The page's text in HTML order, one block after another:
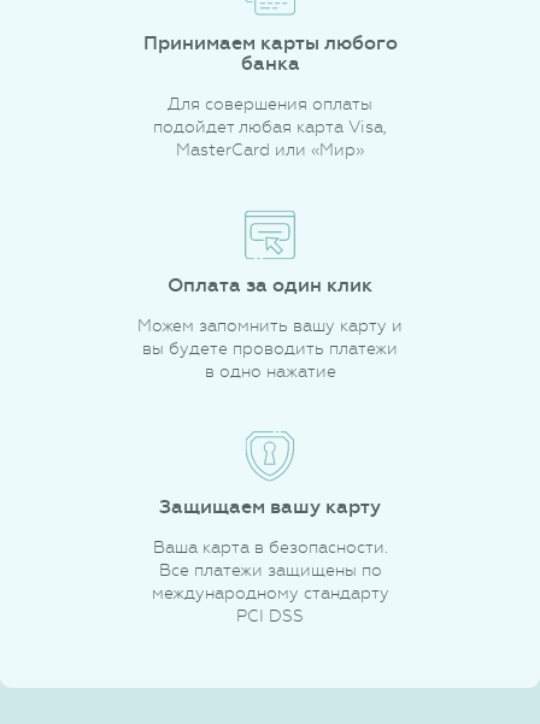
Принимаем карты любого
банка
Для совершения оплаты
подойдет любая карта Visa,
MasterCard или «Мир»
Оплата за один клик
Можем запомнить вашу карту и
вы будете проводить платежи
в одно нажатие
Защищаем вашу карту
Ваша карта в безопасности.
Все платежи защищены по
международному стандарту
PCI DSS